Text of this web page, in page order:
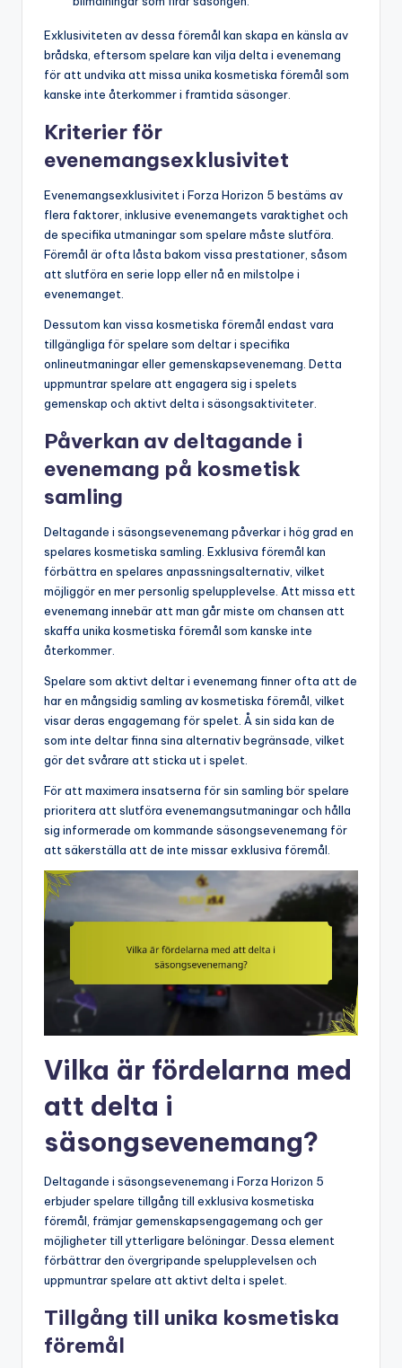
Exklusiviteten av dessa föremål kan skapa en känsla av
brådska, eftersom spelare kan vilja delta i evenemang
för att undvika att missa unika kosmetiska föremål som
kanske inte återkommer i framtida säsonger.
Kriterier för
evenemangsexklusivitet
Evenemangsexklusivitet i Forza Horizon 5 bestäms av
flera faktorer, inklusive evenemangets varaktighet och
de specifika utmaningar som spelare måste slutföra.
Föremål är ofta låsta bakom vissa prestationer, såsom
att slutföra en serie lopp eller nå en milstolpe i
evenemanget.
Dessutom kan vissa kosmetiska föremål endast vara
tillgängliga för spelare som deltar i specifika
onlineutmaningar eller gemenskapsevenemang. Detta
uppmuntrar spelare att engagera sig i spelets
gemenskap och aktivt delta i säsongsaktiviteter.
Påverkan av deltagande i
evenemang på kosmetisk
samling
Deltagande i säsongsevenemang påverkar i hög grad en
spelares kosmetiska samling. Exklusiva föremål kan
förbättra en spelares anpassningsalternativ, vilket
möjliggör en mer personlig spelupplevelse. Att missa ett
evenemang innebär att man går miste om chansen att
skaffa unika kosmetiska föremål som kanske inte
återkommer.
Spelare som aktivt deltar i evenemang finner ofta att de
har en mångsidig samling av kosmetiska föremål, vilket
visar deras engagemang för spelet. Å sin sida kan de
som inte deltar finna sina alternativ begränsade, vilket
gör det svårare att sticka ut i spelet.
För att maximera insatserna för sin samling bör spelare
prioritera att slutföra evenemangsutmaningar och hålla
sig informerade om kommande säsongsevenemang för
att säkerställa att de inte missar exklusiva föremål.
Vilka är fördelarna med
att delta i
säsongsevenemang?
Deltagande i säsongsevenemang i Forza Horizon 5
erbjuder spelare tillgång till exklusiva kosmetiska
föremål, främjar gemenskapsengagemang och ger
möjligheter till ytterligare belöningar. Dessa element
förbättrar den övergripande spelupplevelsen och
uppmuntrar spelare att aktivt delta i spelet.
Tillgång till unika kosmetiska
föremål